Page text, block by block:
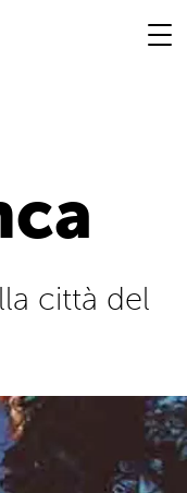
città del